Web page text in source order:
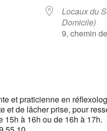
Locaux du
Domicile)
9, chemin
et praticienne en
et de lâcher prise, pour
15h à 16h ou de 16h à 17h.